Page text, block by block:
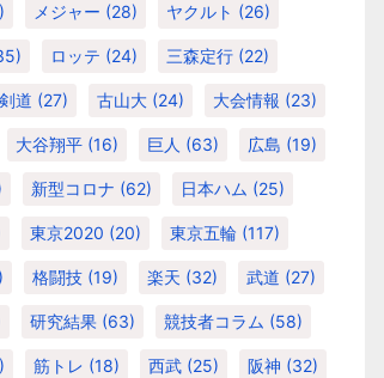
メジャー (28) ヤクルト (26)
ロッテ (24) 三森定行 (22)
剣道 (27) 古山大 (24) 大会情報 (23)
大谷翔平 (16) 巨人 (63) 広島 (19)
新型コロナ (62) 日本ハム (25)
東京2020 (20) 東京五輪 (117)
格闘技 (19) 楽天 (32) 武道 (27)
研究結果 (63) 競技者コラム (58)
筋トレ (18) 西武 (25) 阪神 (32)